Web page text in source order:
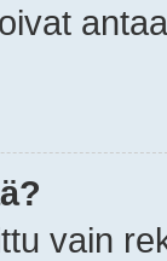
vain